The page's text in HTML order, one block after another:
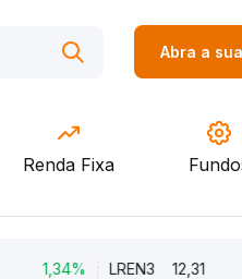
Abra a
Renda Fixa
1,34% LREN3 12,31